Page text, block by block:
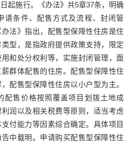
日起施行。《办法》共5章37条，明确
请条件、配售方式及流程、封闭管
法》指出，配售型保障性住房是住
型，是指政府提供政策支持，限定
和处分权利等，实施封闭管理，面
群体配售的住房。配售型保障性住
配售型保障性住房以小户型为主。
配售价格按照覆盖项目划拨土地成
润以及相关税费等原则，适当考虑
付能力等因素综合确定。具体项目
中载明。申请购买配售型保障性住